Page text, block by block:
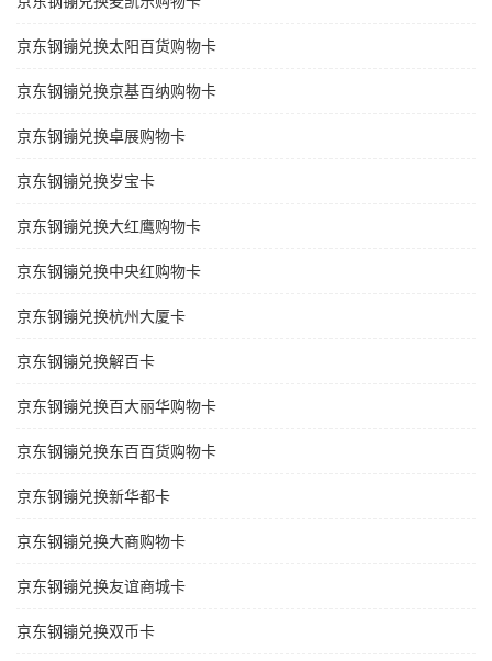
京东钢镚兑换太阳百货购物卡
京东钢镚兑换京基百纳购物卡
京东钢镚兑换卓展购物卡
京东钢镚兑换岁宝卡
京东钢镚兑换大红鹰购物卡
京东钢镚兑换中央红购物卡
京东钢镚兑换杭州大厦卡
京东钢镚兑换解百卡
京东钢镚兑换百大丽华购物卡
京东钢镚兑换东百百货购物卡
京东钢镚兑换新华都卡
京东钢镚兑换大商购物卡
京东钢镚兑换友谊商城卡
京东钢镚兑换双币卡